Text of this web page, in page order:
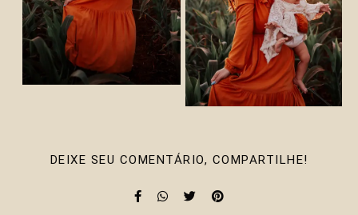
DEIXE SEU COMENTÁRIO, COMPARTILHE!